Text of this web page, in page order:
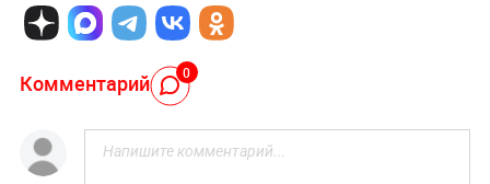
Комментарий 0